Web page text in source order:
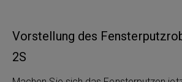
Vorstellung des
2S